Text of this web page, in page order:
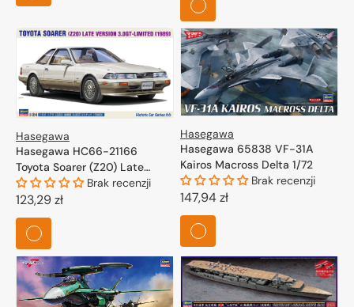
Hasegawa
Hasegawa HC66-21166
Toyota Soarer (Z20) Late
Version 3.0GT-Limited (1989)
1/24
Brak recenzji
Cena
regularna
123,29 zł
Hasegawa
Hasegawa 65838 VF-31A
Kairos Macross Delta 1/72
Brak recenzji
Cena
regularna
147,94 zł